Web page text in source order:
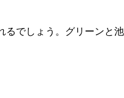
るでしょう。グリーンと池